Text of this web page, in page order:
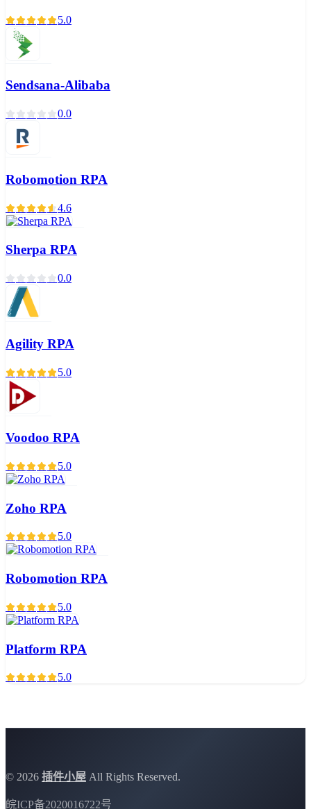
5.0
Sendsana-Alibaba
0.0
Robomotion RPA
4.6
Sherpa RPA
0.0
Agility RPA
5.0
Voodoo RPA
5.0
Zoho RPA
5.0
Robomotion RPA
5.0
Platform RPA
5.0
© 2026 插件小屋 All Rights Reserved.
皖ICP备2020016722号